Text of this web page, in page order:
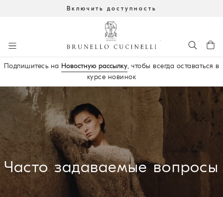
Включить доступность
Подпишитесь на Новостную рассылку, чтобы всегда оставаться в
курсе новинок
начало основного контента
Часто задаваемые вопросы